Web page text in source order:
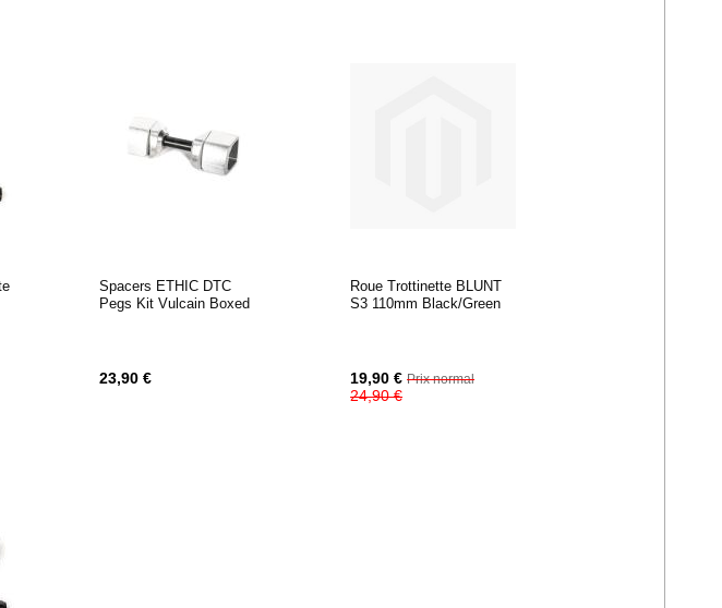
Spacers ETHIC DTC
Pegs Kit Vulcain Boxed
23,90 €
Roue Trottinette BLUNT
S3 110mm Black/Green
Prix
Spécial
19,90 € Prix normal
24,90 €